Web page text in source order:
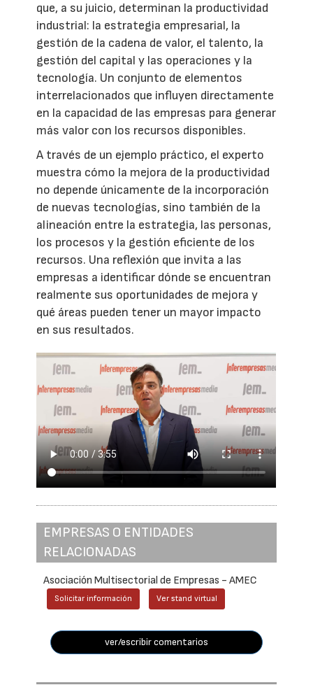
que, a su juicio, determinan la productividad
industrial: la estrategia empresarial, la
gestión de la cadena de valor, el talento, la
gestión del capital y las operaciones y la
tecnología. Un conjunto de elementos
interrelacionados que influyen directamente
en la capacidad de las empresas para generar
más valor con los recursos disponibles.
A través de un ejemplo práctico, el experto
muestra cómo la mejora de la productividad
no depende únicamente de la incorporación
de nuevas tecnologías, sino también de la
alineación entre la estrategia, las personas,
los procesos y la gestión eficiente de los
recursos. Una reflexión que invita a las
empresas a identificar dónde se encuentran
realmente sus oportunidades de mejora y
qué áreas pueden tener un mayor impacto
en sus resultados.
EMPRESAS O ENTIDADES
RELACIONADAS
Asociación Multisectorial de Empresas - AMEC
Solicitar información Ver stand virtual
ver/escribir comentarios